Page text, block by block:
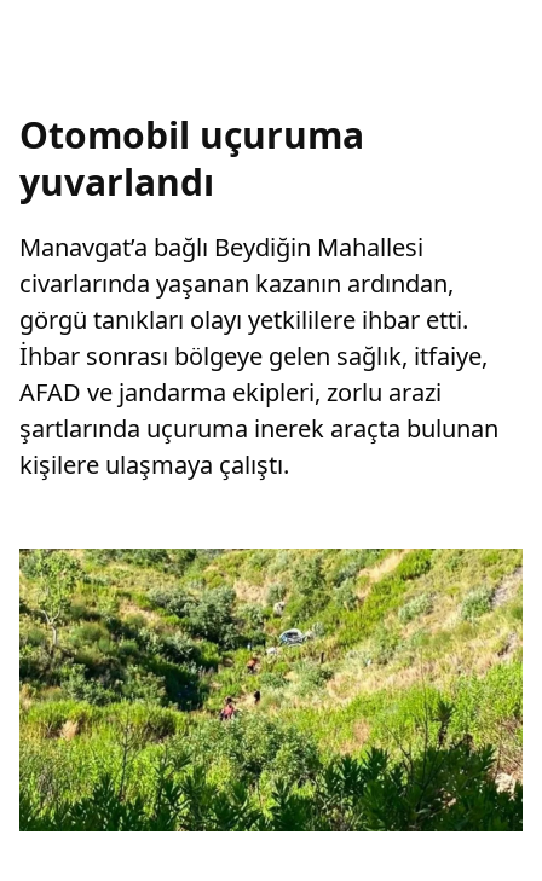
Otomobil uçuruma
yuvarlandı
Manavgat’a bağlı Beydiğin Mahallesi
civarlarında yaşanan kazanın ardından,
görgü tanıkları olayı yetkililere ihbar etti.
İhbar sonrası bölgeye gelen sağlık, itfaiye,
AFAD ve jandarma ekipleri, zorlu arazi
şartlarında uçuruma inerek araçta bulunan
kişilere ulaşmaya çalıştı.